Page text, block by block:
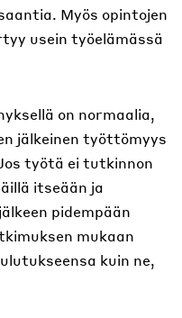
Myös opintojen
usein työelämässä
on normaalia,
jälkeinen työttömyys
työtä ei tutkinnon
itseään ja
pidempään
mukaan
kuin ne,